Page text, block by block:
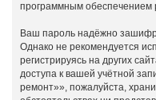
программным обеспечением
Ваш пароль надёжно
Однако не рекомендуется
регистрируясь на других
доступа к вашей учётной
ремонт»», пожалуйста,